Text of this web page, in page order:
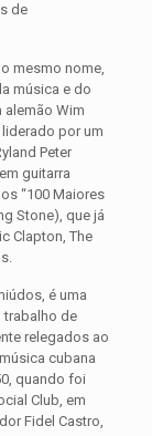
de
mesmo nome,
música e do
Wim
liderado por um
Peter
guitarra
“100 Maiores
Stone), que já
Clapton, The
é uma
trabalho de
relegados ao
cubana
quando foi
Club, em
Fidel Castro,